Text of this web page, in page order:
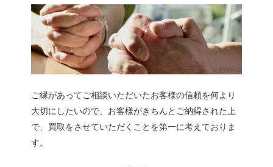
ご縁があってご相談いただいたお客様の信頼を何より
大切にしたいので、お客様がきちんとご納得された上
で、買取をさせていただくことを第一に考えておりま
す。